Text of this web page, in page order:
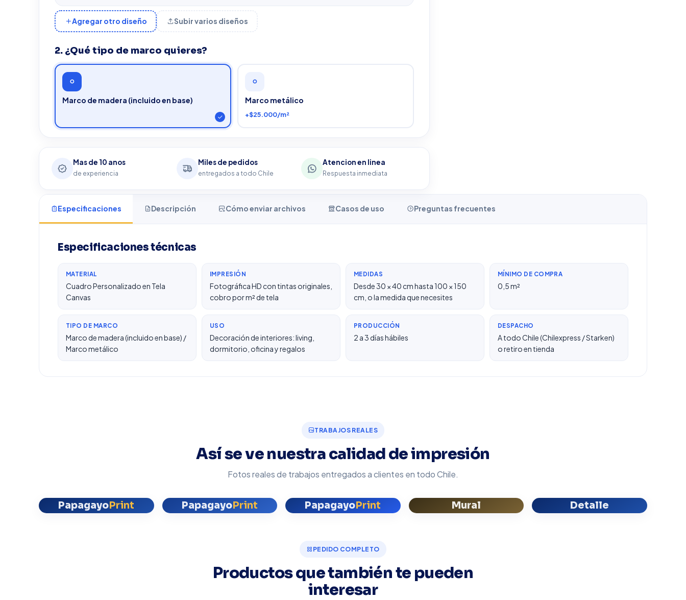
Agregar otro diseño Subir varios diseños
2. ¿Qué tipo de marco quieres?
Marco de madera (incluido en base) Marco metálico
+$25.000/m²
Mas de 10 anos
de experiencia
Miles de pedidos
entregados a todo Chile
Atencion en linea
Respuesta inmediata
Especificaciones Descripción Cómo enviar archivos Casos de uso Preguntas frecuentes
Especificaciones técnicas
MATERIAL
Cuadro Personalizado en Tela
Canvas
IMPRESIÓN
Fotográfica HD con tintas originales,
cobro por m² de tela
MEDIDAS
Desde 30 × 40 cm hasta 100 × 150
cm, o la medida que necesites
MÍNIMO DE COMPRA
0,5 m²
TIPO DE MARCO
Marco de madera (incluido en base) /
Marco metálico
USO
Decoración de interiores: living,
dormitorio, oficina y regalos
PRODUCCIÓN
2 a 3 días hábiles
DESPACHO
A todo Chile (Chilexpress / Starken)
o retiro en tienda
TRABAJOS REALES
Así se ve nuestra calidad de impresión
Fotos reales de trabajos entregados a clientes en todo Chile.
PapagayoPrint PapagayoPrint PapagayoPrint Mural Detalle
PEDIDO COMPLETO
Productos que también te pueden
interesar